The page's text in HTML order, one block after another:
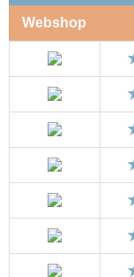
Webshop